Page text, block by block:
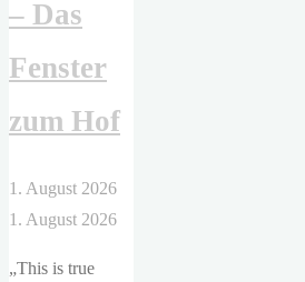
– Das
Fenster
zum Hof
1. August 2026
1. August 2026
„This is true